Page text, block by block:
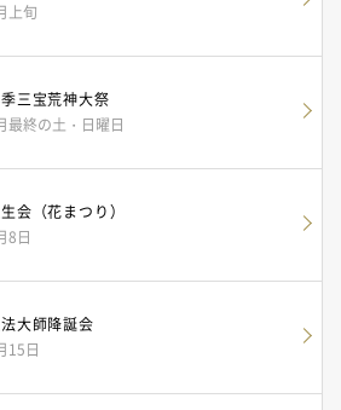
上旬
三宝荒神大祭
最終の土・日曜日
会（花まつり）
8日
大師降誕会
15日